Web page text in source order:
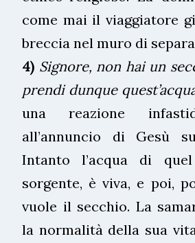
come mai il viaggiatore
breccia nel muro di
4) Signore, non hai un
prendi dunque
una reazione
all’annuncio di Gesù
Intanto l’acqua di
sorgente, è viva, e poi,
vuole il secchio. La
la normalità della sua